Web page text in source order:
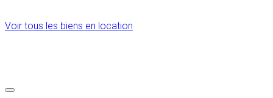
Voir tous les biens en location